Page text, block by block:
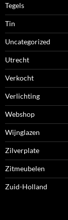
Tegels
Tin
Uncategorized
Utrecht
Verkocht
Verlichting
Webshop
Wijnglazen
Zilverplate
Zitmeubelen
Zuid-Holland